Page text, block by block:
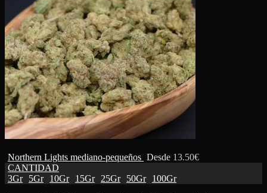
Northern Lights mediano-pequeños Desde 13.50€
CANTIDAD
3Gr
5Gr 10Gr 15Gr 25Gr 50Gr
100Gr